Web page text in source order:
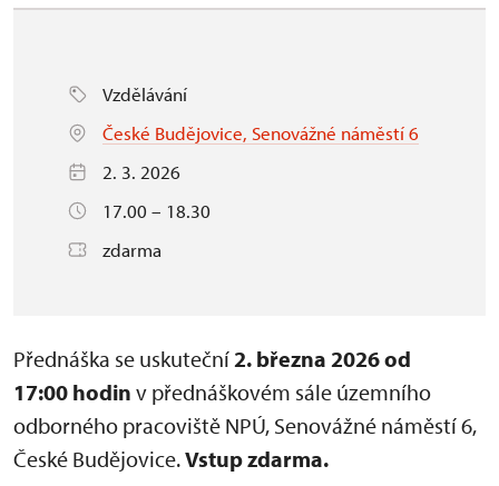
Vzdělávání
České Budějovice, Senovážné náměstí 6
2. 3. 2026
17.00 – 18.30
zdarma
Přednáška se uskuteční2. března 2026 od
17:00 hodin v přednáškovém sále územního
odborného pracoviště NPÚ, Senovážné náměstí 6,
České Budějovice.Vstup zdarma.